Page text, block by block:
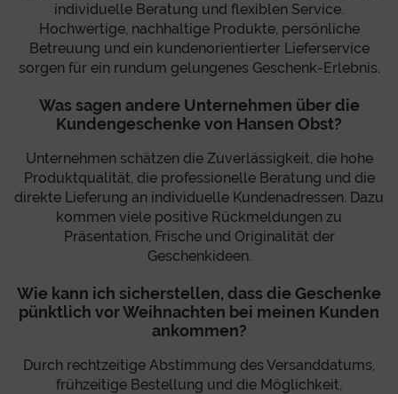
individuelle Beratung und flexiblen Service.
Hochwertige, nachhaltige Produkte, persönliche
Betreuung und ein kundenorientierter Lieferservice
sorgen für ein rundum gelungenes Geschenk-Erlebnis.
Was sagen andere Unternehmen über die
Kundengeschenke von Hansen Obst?
Unternehmen schätzen die Zuverlässigkeit, die hohe
Produktqualität, die professionelle Beratung und die
direkte Lieferung an individuelle Kundenadressen. Dazu
kommen viele positive Rückmeldungen zu
Präsentation, Frische und Originalität der
Geschenkideen.
Wie kann ich sicherstellen, dass die Geschenke
pünktlich vor Weihnachten bei meinen Kunden
ankommen?
Durch rechtzeitige Abstimmung des Versanddatums,
frühzeitige Bestellung und die Möglichkeit,